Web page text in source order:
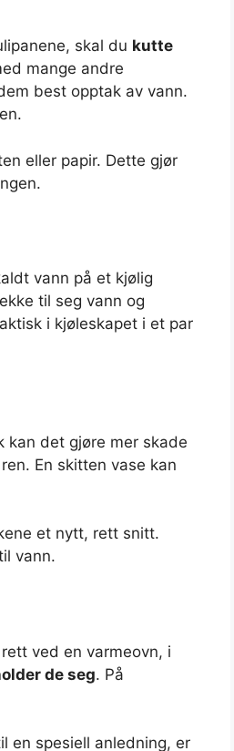
skal du kutte
mange andre
best opptak av vann.
eller papir. Dette gjør
vann på et kjølig
til seg vann og
i kjøleskapet i et par
kan det gjøre mer skade
En skitten vase kan
et nytt, rett snitt.
vann.
ved en varmeovn, i
de seg. På
en spesiell anledning, er